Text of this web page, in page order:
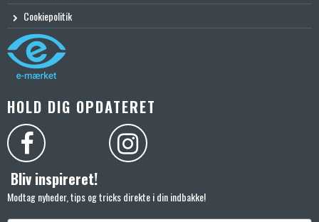
Cookiepolitik
HOLD DIG OPDATERET
Bliv inspireret!
Modtag nyheder, tips og tricks direkte i din indbakke!